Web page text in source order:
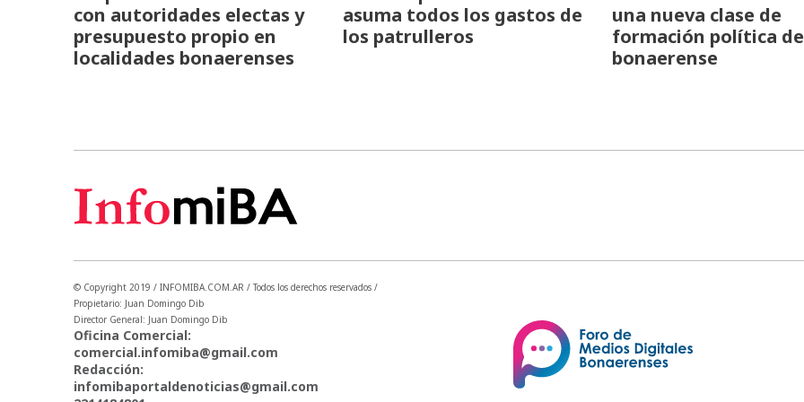
con autoridades electas y
presupuesto propio en
localidades bonaerenses
asuma todos los gastos de
los patrulleros
una nueva clase de
formación política
bonaerense
© Copyright 2019 / INFOMIBA.COM.AR / Todos los derechos reservados /
Propietario: Juan Domingo Dib
Director General: Juan Domingo Dib
Oficina Comercial:
comercial.infomiba@gmail.com
Redacción:
infomibaportaldenoticias@gmail.com